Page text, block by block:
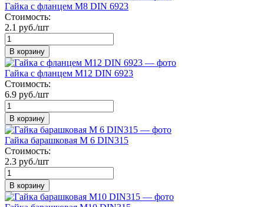
Гайка с фланцем М8 DIN 6923
Стоимость:
2.1 руб./шт
В корзину
Гайка с фланцем М12 DIN 6923
Стоимость:
6.9 руб./шт
В корзину
Гайка барашковая М 6 DIN315
Стоимость:
2.3 руб./шт
В корзину